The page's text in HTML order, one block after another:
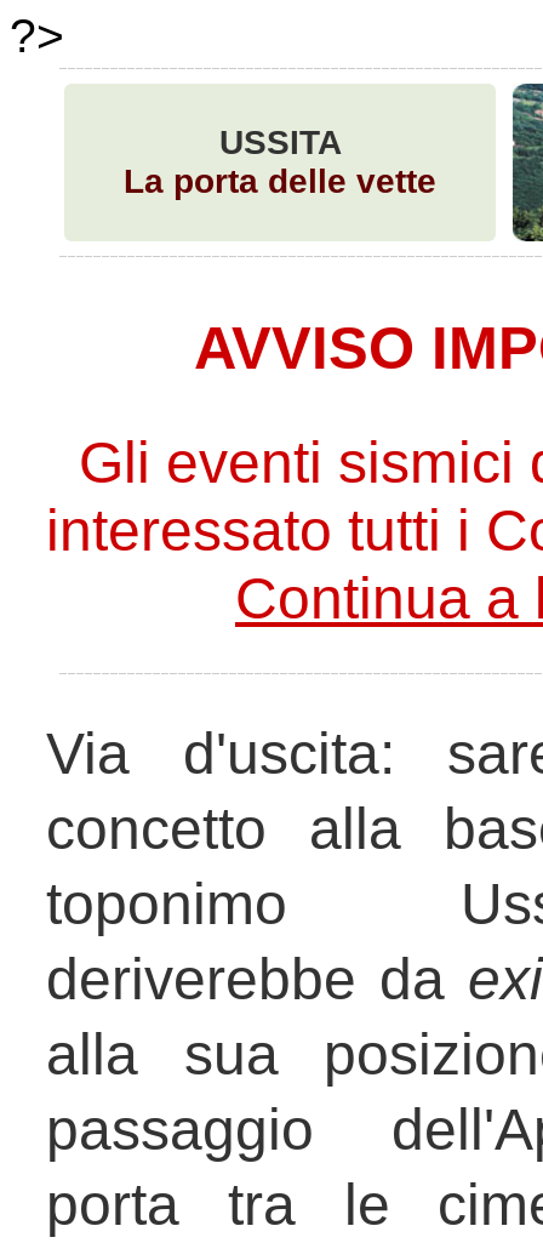
?>
USSITA
La porta delle vette
AVVISO
Gli eventi sismici
interessato tutti i
Continua a
Via d'uscita:
concetto alla
toponimo
deriverebbe da
alla sua
passaggio
porta tra le